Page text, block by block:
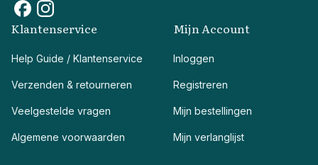
Klantenservice
Help Guide / Klantenservice
Verzenden & retourneren
Veelgestelde vragen
Algemene voorwaarden
Mijn Account
Inloggen
Registreren
Mijn bestellingen
Mijn verlanglijst